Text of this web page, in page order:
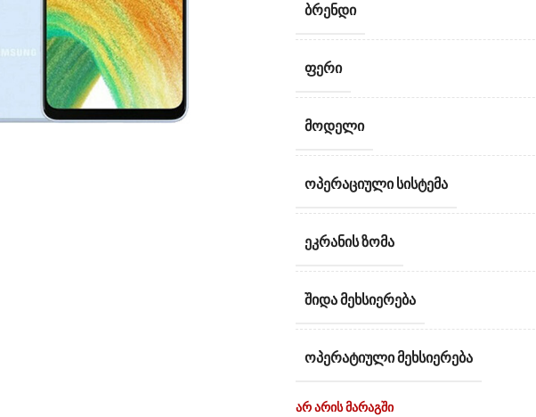
ᲑᲠᲔᲜᲓᲘ
ᲤᲔᲠᲘ
ᲛᲝᲓᲔᲚᲘ
ᲝᲞᲔᲠᲐᲪᲘᲣᲚᲘ ᲡᲘᲡᲢᲔᲛᲐ
ᲔᲙᲠᲐᲜᲘᲡ ᲖᲝᲛᲐ
ᲨᲘᲓᲐ ᲛᲔᲮᲡᲘᲔᲠᲔᲑᲐ
ᲝᲞᲔᲠᲐᲢᲘᲣᲚᲘ ᲛᲔᲮᲡᲘᲔᲠᲔᲑᲐ
არ არის მარაგში